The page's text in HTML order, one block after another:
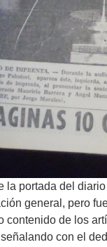
la portada del diario
general, pero
contenido de los
con el